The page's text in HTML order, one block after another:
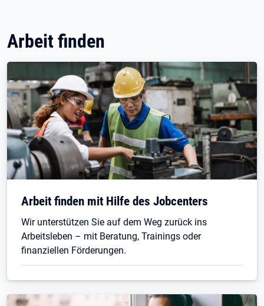
Arbeit finden
Arbeit finden mit Hilfe des Jobcenters
Wir unterstützen Sie auf dem Weg zurück ins
Arbeitsleben – mit Beratung, Trainings oder
finanziellen Förderungen.